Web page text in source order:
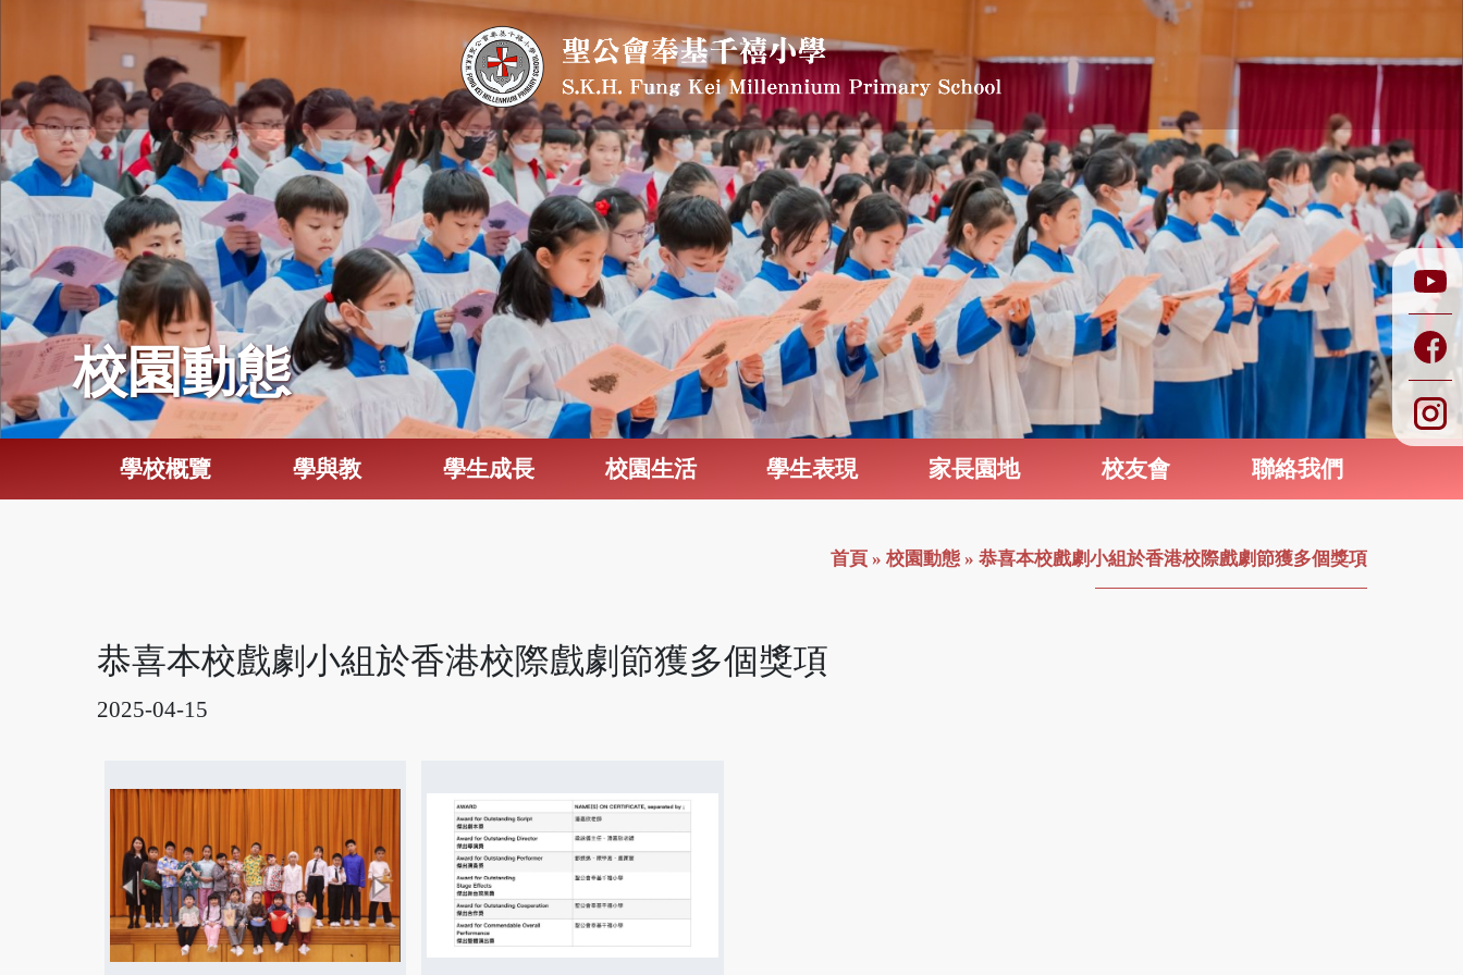
校園動態
學校概覽 學與教 學生成長 校園生活 學生表現 家長園地 校友會 聯絡我們
首頁 » 校園動態» 恭喜本校戲劇小組於香港校際戲劇節獲多個獎項
恭喜本校戲劇小組於香港校際戲劇節獲多個獎項
2025-04-15